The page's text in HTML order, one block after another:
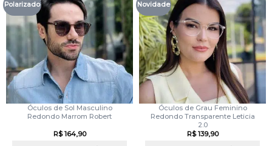
Polarizado
Óculos de Sol Masculino
Redondo Marrom Robert
R$164,90
Novidade
Óculos de Grau Feminino
Redondo Transparente Leticia
2.0
R$139,90